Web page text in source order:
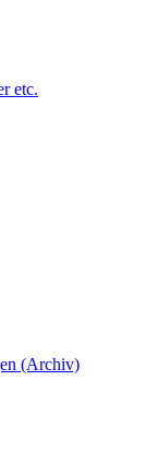
etc.
(Archiv)